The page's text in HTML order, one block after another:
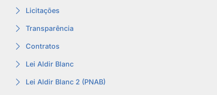
Licitações
Transparência
Contratos
Lei Aldir Blanc
Lei Aldir Blanc 2 (PNAB)